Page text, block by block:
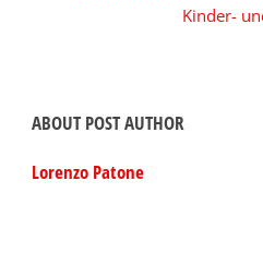
Kinder-
ABOUT POST AUTHOR
Lorenzo Patone